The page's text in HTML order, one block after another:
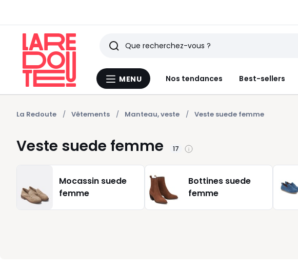
Menu
MENU Nos tendances Best-sellers
Rechercher
Derniers
articles
vus
La Redoute Vêtements Manteau, veste Veste suede femme
Veste suede femme 17
Mocassin suede
femme
Bottines suede
femme